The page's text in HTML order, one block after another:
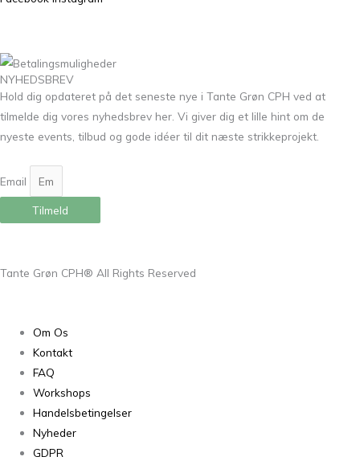
NYHEDSBREV
Hold dig opdateret på det seneste nye i Tante Grøn CPH ved at
tilmelde dig vores nyhedsbrev her. Vi giver dig et lille hint om de
nyeste events, tilbud og gode idéer til dit næste strikkeprojekt.
Email
Tilmeld
Tante Grøn CPH® All Rights Reserved
Om Os
Kontakt
FAQ
Workshops
Handelsbetingelser
Nyheder
GDPR